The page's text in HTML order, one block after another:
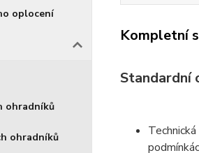
oplocení
ohradníků
ohradníků
Kompletní
Standardní